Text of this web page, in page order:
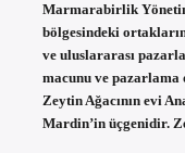
Marmarabirlik
bölgesindeki
ve uluslararası
macunu ve pazarlama
Zeytin Ağacının evi
Mardin’in üçgenidir.